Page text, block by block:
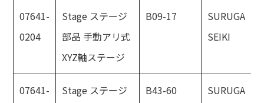
07641-
0204
Stage ステージ
部品 手動アリ式
XYZ軸ステージ
B09-17
SURUGA
SEIKI
07641-
Stage ステージ
B43-60
SURUGA